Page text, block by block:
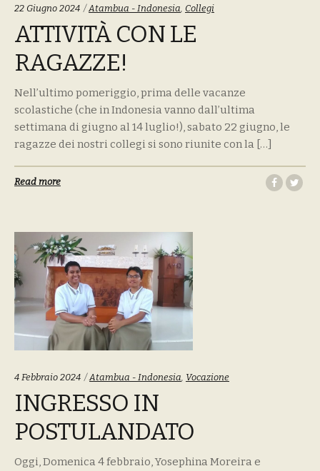
22 Giugno 2024 Tags:
Atambua - Indonesia, Collegi
ATTIVITÀ CON LE
RAGAZZE!
Nell’ultimo pomeriggio, prima delle vacanze
scolastiche (che in Indonesia vanno dall’ultima
settimana di giugno al 14 luglio!), sabato 22 giugno, le
ragazze dei nostri collegi si sono riunite con la […]
Read more
4 Febbraio 2024 Tags:
Atambua - Indonesia Vocazione
INGRESSO IN
POSTULANDATO
Oggi, Domenica 4 febbraio, Yosephina Moreira e